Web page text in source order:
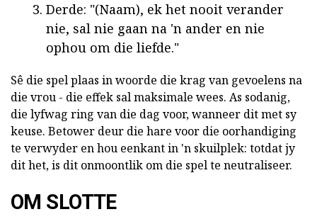
Derde: "(Naam), ek het nooit verander
nie, sal nie gaan na 'n ander en nie
ophou om die liefde."
Sê die spel plaas in woorde die krag van gevoelens na
die vrou - die effek sal maksimale wees. As sodanig,
die lyfwag ring van die dag voor, wanneer dit met sy
keuse. Betower deur die hare voor die oorhandiging
te verwyder en hou eenkant in 'n skuilplek: totdat jy
dit het, is dit onmoontlik om die spel te neutraliseer.
OM SLOTTE